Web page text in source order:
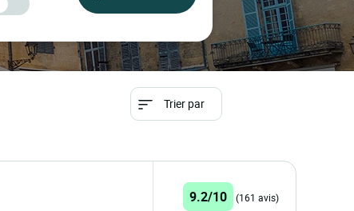
Trier par
9.2/10 (161 avis)